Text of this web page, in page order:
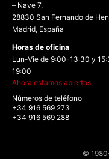
– Nave 7,
28830 San Fernando de
Madrid, España
Horas de oficina
Lun-Vie de 9:00-13:30 y
19:00
Ahora estamos abiertos
Números de teléfono
+34 916 569 273
+34 916 569 288
©